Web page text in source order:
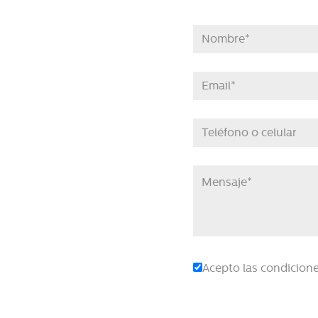
Acepto las